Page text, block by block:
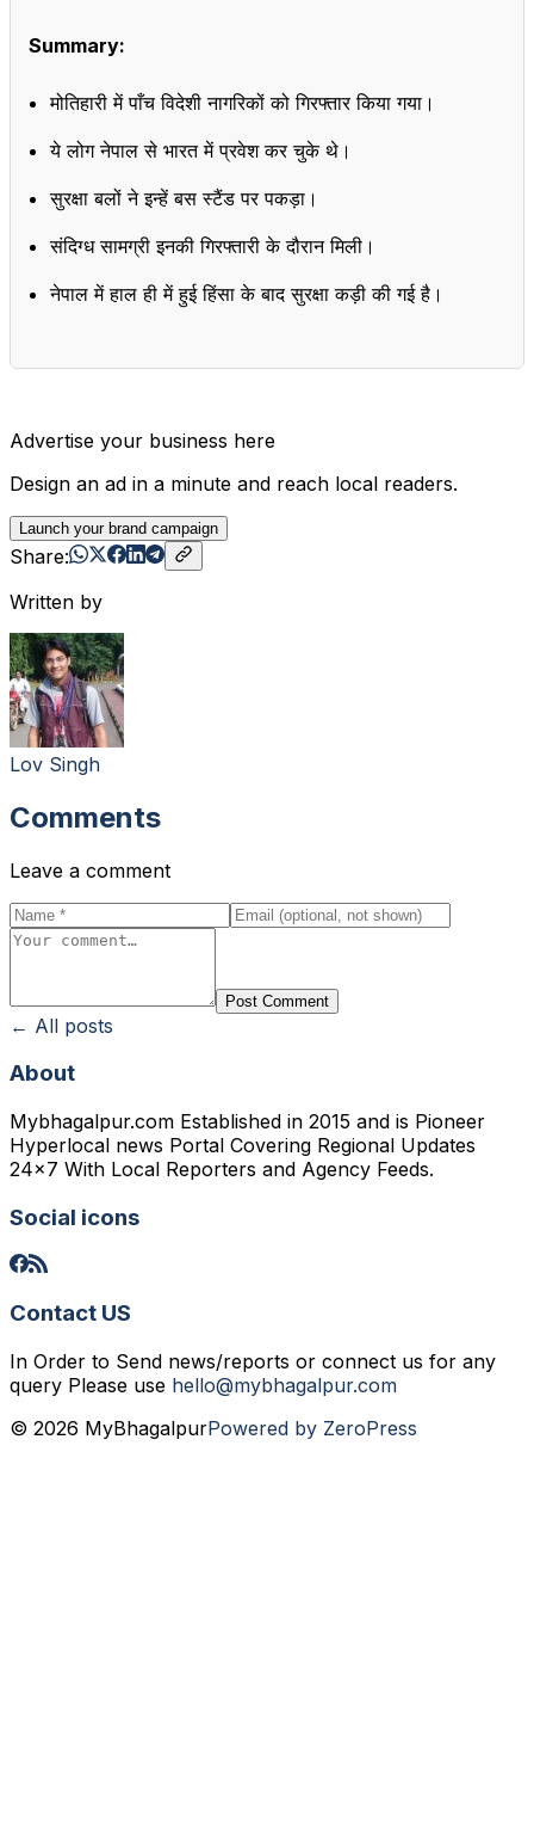
Summary:
मोतिहारी में पाँच विदेशी नागरिकों को गिरफ्तार किया गया।
ये लोग नेपाल से भारत में प्रवेश कर चुके थे।
सुरक्षा बलों ने इन्हें बस स्टैंड पर पकड़ा।
संदिग्ध सामग्री इनकी गिरफ्तारी के दौरान मिली।
नेपाल में हाल ही में हुई हिंसा के बाद सुरक्षा कड़ी की गई है।
Advertise your business here
Design an ad in a minute and reach local readers.
Launch your brand campaign
Share:
Written by
Lov Singh
Comments
Leave a comment
Post Comment
← All posts
About
Mybhagalpur.com Established in 2015 and is Pioneer
Hyperlocal news Portal Covering Regional Updates
24x7 With Local Reporters and Agency Feeds.
Social icons
Contact US
In Order to Send news/reports or connect us for any
query Please use hello@mybhagalpur.com
© 2026 MyBhagalpurPowered by ZeroPress